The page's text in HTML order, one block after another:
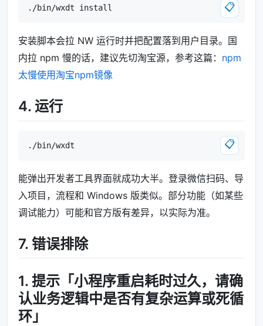
📋
安装脚本会拉 NW 运行时并把配置落到用户目录。国
内拉 npm 慢的话，建议先切淘宝源，参考这篇： npm
太慢使用淘宝npm镜像
4. 运行
📋
能弹出开发者工具界面就成功大半。登录微信扫码、导
入项目，流程和 Windows 版类似。部分功能（如某些
调试能力）可能和官方版有差异，以实际为准。
7. 错误排除
1. 提示「小程序重启耗时过久，请确
认业务逻辑中是否有复杂运算或死循
环」